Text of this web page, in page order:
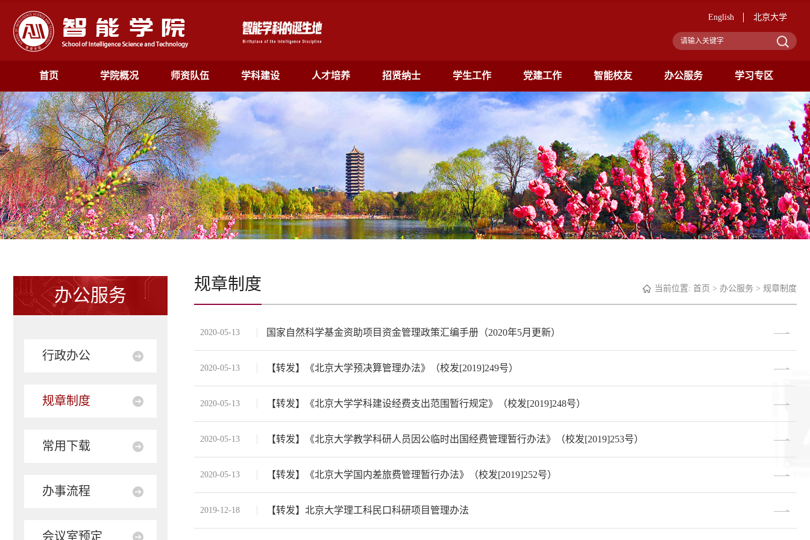
English 北京大学
首页 学院概况 师资队伍 学科建设 人才培养 招贤纳士 学生工作 党建工作 智能校友 办公服务 学习专区
办公服务
行政办公
规章制度
常用下载
办事流程
会议室预定
当前位置: 首页 > 办公服务 > 规章制度
规章制度
2020-05-13 国家自然科学基金资助项目资金管理政策汇编手册（2020年5月更新）
2020-05-13 【转发】《北京大学预决算管理办法》（校发[2019]249号）
2020-05-13 【转发】《北京大学学科建设经费支出范围暂行规定》（校发[2019]248号）
2020-05-13 【转发】《北京大学教学科研人员因公临时出国经费管理暂行办法》（校发[2019]253号）
2020-05-13 【转发】《北京大学国内差旅费管理暂行办法》（校发[2019]252号）
2019-12-18 【转发】北京大学理工科民口科研项目管理办法